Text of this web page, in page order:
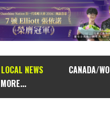
LOCAL NEWS
CANADA/
MORE...